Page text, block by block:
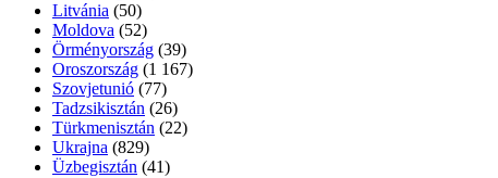
Litvánia (50)
Moldova (52)
Örményország (39)
Oroszország (1 167)
Szovjetunió (77)
Tadzsikisztán (26)
Türkmenisztán (22)
Ukrajna (829)
Üzbegisztán (41)